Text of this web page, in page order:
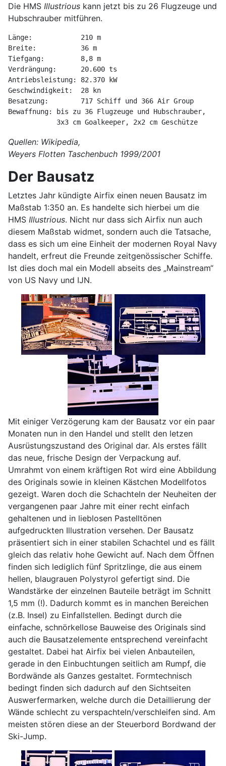
Die HMS Illustrious kann jetzt bis zu 26 Flugzeuge und
Hubschrauber mitführen.
Länge:            210 m
Breite:           36 m
Tiefgang:         8,8 m
Verdrängung:      20.600 ts
Antriebsleistung: 82.370 kW
Geschwindigkeit:  28 kn
Besatzung:        717 Schiff und 366 Air Group
Bewaffnung: bis zu 36 Flugzeuge und Hubschrauber,
            3x3 cm Goalkeeper, 2x2 cm Geschütze
Quellen: Wikipedia,
Weyers Flotten Taschenbuch 1999/2001
Der Bausatz
Letztes Jahr kündigte Airfix einen neuen Bausatz im
Maßstab 1:350 an. Es handelte sich hierbei um die
HMS Illustrious. Nicht nur dass sich Airfix nun auch
diesem Maßstab widmet, sondern auch die Tatsache,
dass es sich um eine Einheit der modernen Royal Navy
handelt, erfreut die Freunde zeitgenössischer Schiffe.
Ist dies doch mal ein Modell abseits des „Mainstream“
von US Navy und IJN.
Mit einiger Verzögerung kam der Bausatz vor ein paar
Monaten nun in den Handel und stellt den letzen
Ausrüstungszustand des Original dar. Als erstes fällt
das neue, frische Design der Verpackung auf.
Umrahmt von einem kräftigen Rot wird eine Abbildung
des Originals sowie in kleinen Kästchen Modellfotos
gezeigt. Waren doch die Schachteln der Neuheiten der
vergangenen paar Jahre mit einer recht einfach
gehaltenen und in lieblosen Pastelltönen
aufgedruckten Illustration versehen. Der Bausatz
präsentiert sich in einer stabilen Schachtel und es fällt
gleich das relativ hohe Gewicht auf. Nach dem Öffnen
finden sich lediglich fünf Spritzlinge, die aus einem
hellen, blaugrauen Polystyrol gefertigt sind. Die
Wandstärke der einzelnen Bauteile beträgt im Schnitt
1,5 mm (!). Dadurch kommt es in manchen Bereichen
(z.B. Insel) zu Einfallstellen. Bedingt durch die
einfache, schnörkellose Bauweise des Originals sind
auch die Bausatzelemente entsprechend vereinfacht
gestaltet. Dabei hat Airfix bei vielen Anbauteilen,
gerade in den Einbuchtungen seitlich am Rumpf, die
Bordwände als Ganzes gestaltet. Formtechnisch
bedingt finden sich dadurch auf den Sichtseiten
Auswerfermarken, welche durch die Detaillierung der
Wände schlecht zu verspachteln/verschleifen sind. Am
meisten stören diese an der Steuerbord Bordwand der
Ski-Jump.